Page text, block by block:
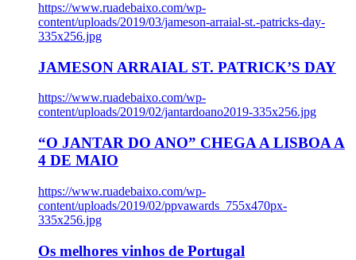
https://www.ruadebaixo.com/wp-
content/uploads/2019/03/jameson-arraial-st.-patricks-day-
335x256.jpg
JAMESON ARRAIAL ST. PATRICK’S DAY
https://www.ruadebaixo.com/wp-
content/uploads/2019/02/jantardoano2019-335x256.jpg
“O JANTAR DO ANO” CHEGA A LISBOA A
4 DE MAIO
https://www.ruadebaixo.com/wp-
content/uploads/2019/02/ppvawards_755x470px-
335x256.jpg
Os melhores vinhos de Portugal